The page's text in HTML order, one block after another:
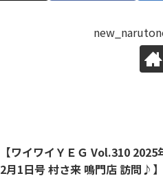
【ワイワイＹＥＧ Vol.310 2025
2月1日号 村さ来 鳴門店 訪問♪】